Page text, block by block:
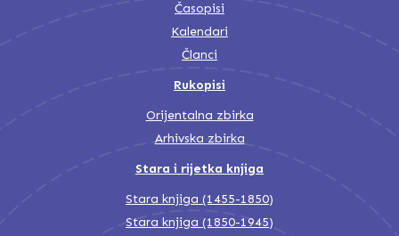
Časopisi
Kalendari
Članci
Rukopisi
Orijentalna zbirka
Arhivska zbirka
Stara i rijetka knjiga
Stara knjiga (1455-1850)
Stara knjiga (1850-1945)